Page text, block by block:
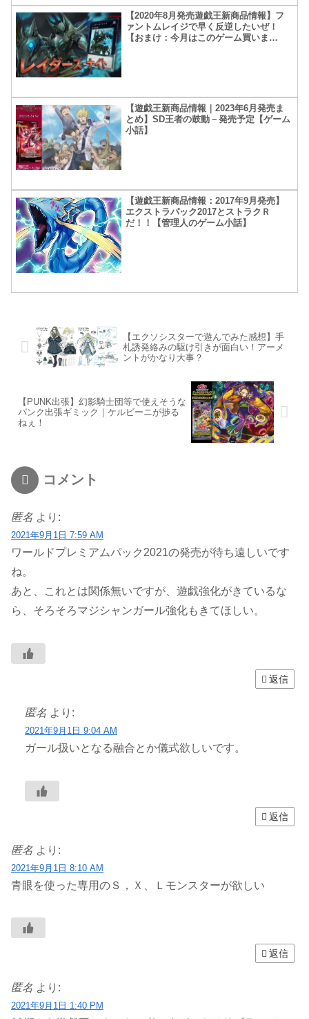
【2020年8月発売遊戯王新商品情報】フ
ァントムレイジで早く反逆したいぜ！
【おまけ：今月はこのゲーム買いま
【遊戯王新商品情報｜2023年6月発売ま
とめ】SD王者の鼓動－発売予定【ゲーム
小話】
【遊戯王新商品情報：2017年9月発売】
エクストラパック2017とストラクＲ
だ！！【管理人のゲーム小話】
【エクソシスターで遊んでみた感想】手
札誘発絡みの駆け引きが面白い！アーメ
ントがかなり大事？
【PUNK出張】幻影騎士団等で使えそうな
パンク出張ギミック｜ケルビーニが捗る
ねぇ！
コメント
匿名 より:
2021年9月1日 7:59 AM
ワールドプレミアムパック2021の発売が待ち遠しいです
ね。
あと、これとは関係無いですが、遊戯強化がきているな
ら、そろそろマジシャンガール強化もきてほしい。
返信
匿名 より:
2021年9月1日 9:04 AM
ガール扱いとなる融合とか儀式欲しいです。
返信
匿名 より:
2021年9月1日 8:10 AM
青眼を使った専用のＳ，Ｘ、Ｌモンスターが欲しい
返信
匿名 より:
2021年9月1日 1:40 PM